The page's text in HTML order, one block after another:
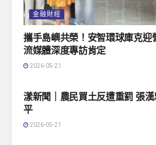
金融財經
攜手島嶼共榮！安智環球庫克迎
流媒體深度專訪肯定
2026-05-21
漾新聞｜農民買土反遭重罰 張
平
2026-05-21